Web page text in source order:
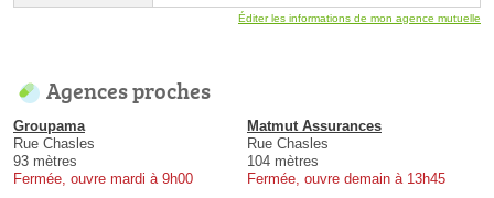
Éditer les informations de mon agence mutuelle
Agences proches
Groupama
Rue Chasles
93 mètres
Fermée, ouvre mardi à 9h00
Matmut Assurances
Rue Chasles
104 mètres
Fermée, ouvre demain à 13h45